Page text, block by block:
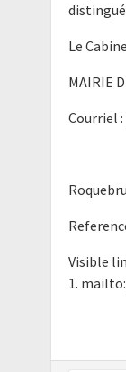
Le
MAIRIE
Courriel
Visible
1.